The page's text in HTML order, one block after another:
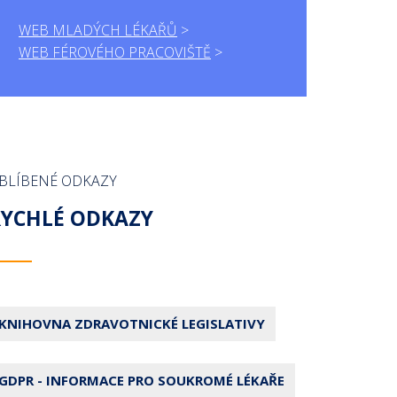
WEB MLADÝCH LÉKAŘŮ
WEB FÉROVÉHO PRACOVIŠTĚ
ODKAZY
ODKAZY
ZDRAVOTNICKÉ LEGISLATIVY
- INFORMACE PRO SOUKROMÉ LÉKAŘE